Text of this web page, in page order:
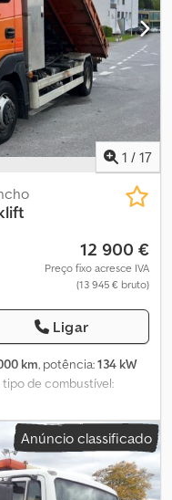
+ Enrolador de
+ Reservatório de
x 200cm x 85cm) Veículo
os veículos recém-
NEWSLETTER!
alterações. Venda prévia
1 / 17
12 900 €
Preço fixo acresce IVA
(13 945 € bruto)
Ligar
km, potência:134 kW
tipo de combustível:
filtro de partículas, -
- Sistema de gancho -
Acovh N U Ij Djk
Anúncio classificado